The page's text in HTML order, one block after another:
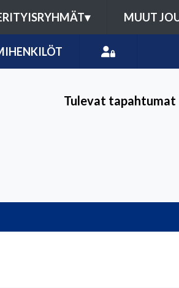
▾ MUUT
Tulevat tapahtumat